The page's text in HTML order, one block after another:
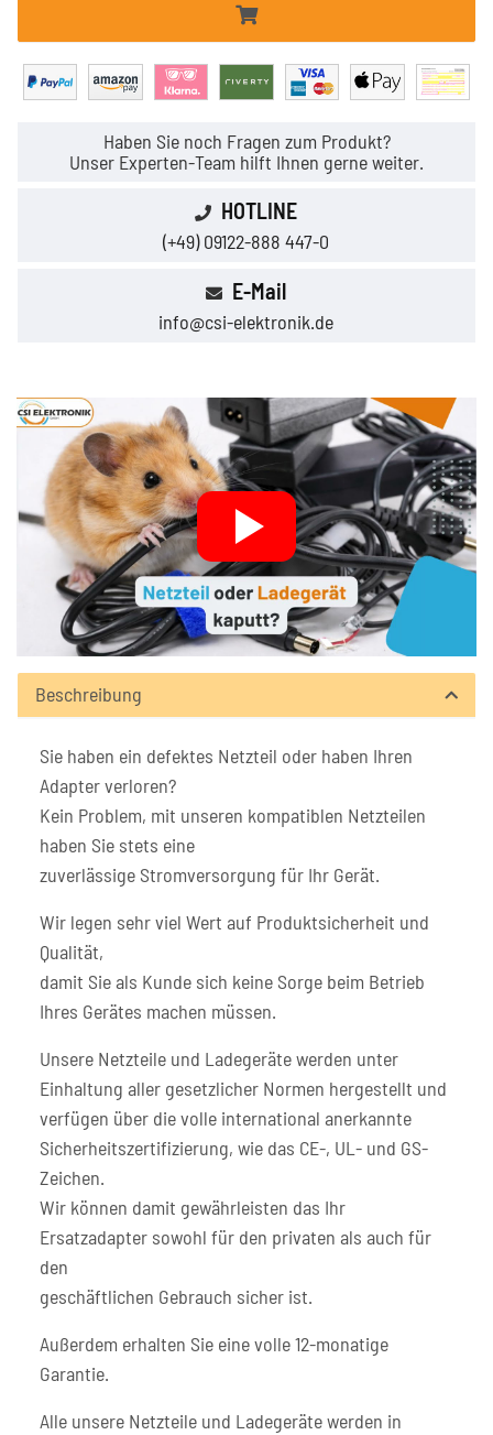
Haben Sie noch Fragen zum Produkt?
Unser Experten-Team hilft Ihnen gerne weiter.
HOTLINE
(+49) 09122-888 447-0
E-Mail
info@csi-elektronik.de
Beschreibung
Sie haben ein defektes Netzteil oder haben Ihren
Adapter verloren?
Kein Problem, mit unseren kompatiblen Netzteilen
haben Sie stets eine
zuverlässige Stromversorgung für Ihr Gerät.
Wir legen sehr viel Wert auf Produktsicherheit und
Qualität,
damit Sie als Kunde sich keine Sorge beim Betrieb
Ihres Gerätes machen müssen.
Unsere Netzteile und Ladegeräte werden unter
Einhaltung aller gesetzlicher Normen hergestellt und
verfügen über die volle international anerkannte
Sicherheitszertifizierung, wie das CE-, UL- und GS-
Zeichen.
Wir können damit gewährleisten das Ihr
Ersatzadapter sowohl für den privaten als auch für
den
geschäftlichen Gebrauch sicher ist.
Außerdem erhalten Sie eine volle 12-monatige
Garantie.
Alle unsere Netzteile und Ladegeräte werden in